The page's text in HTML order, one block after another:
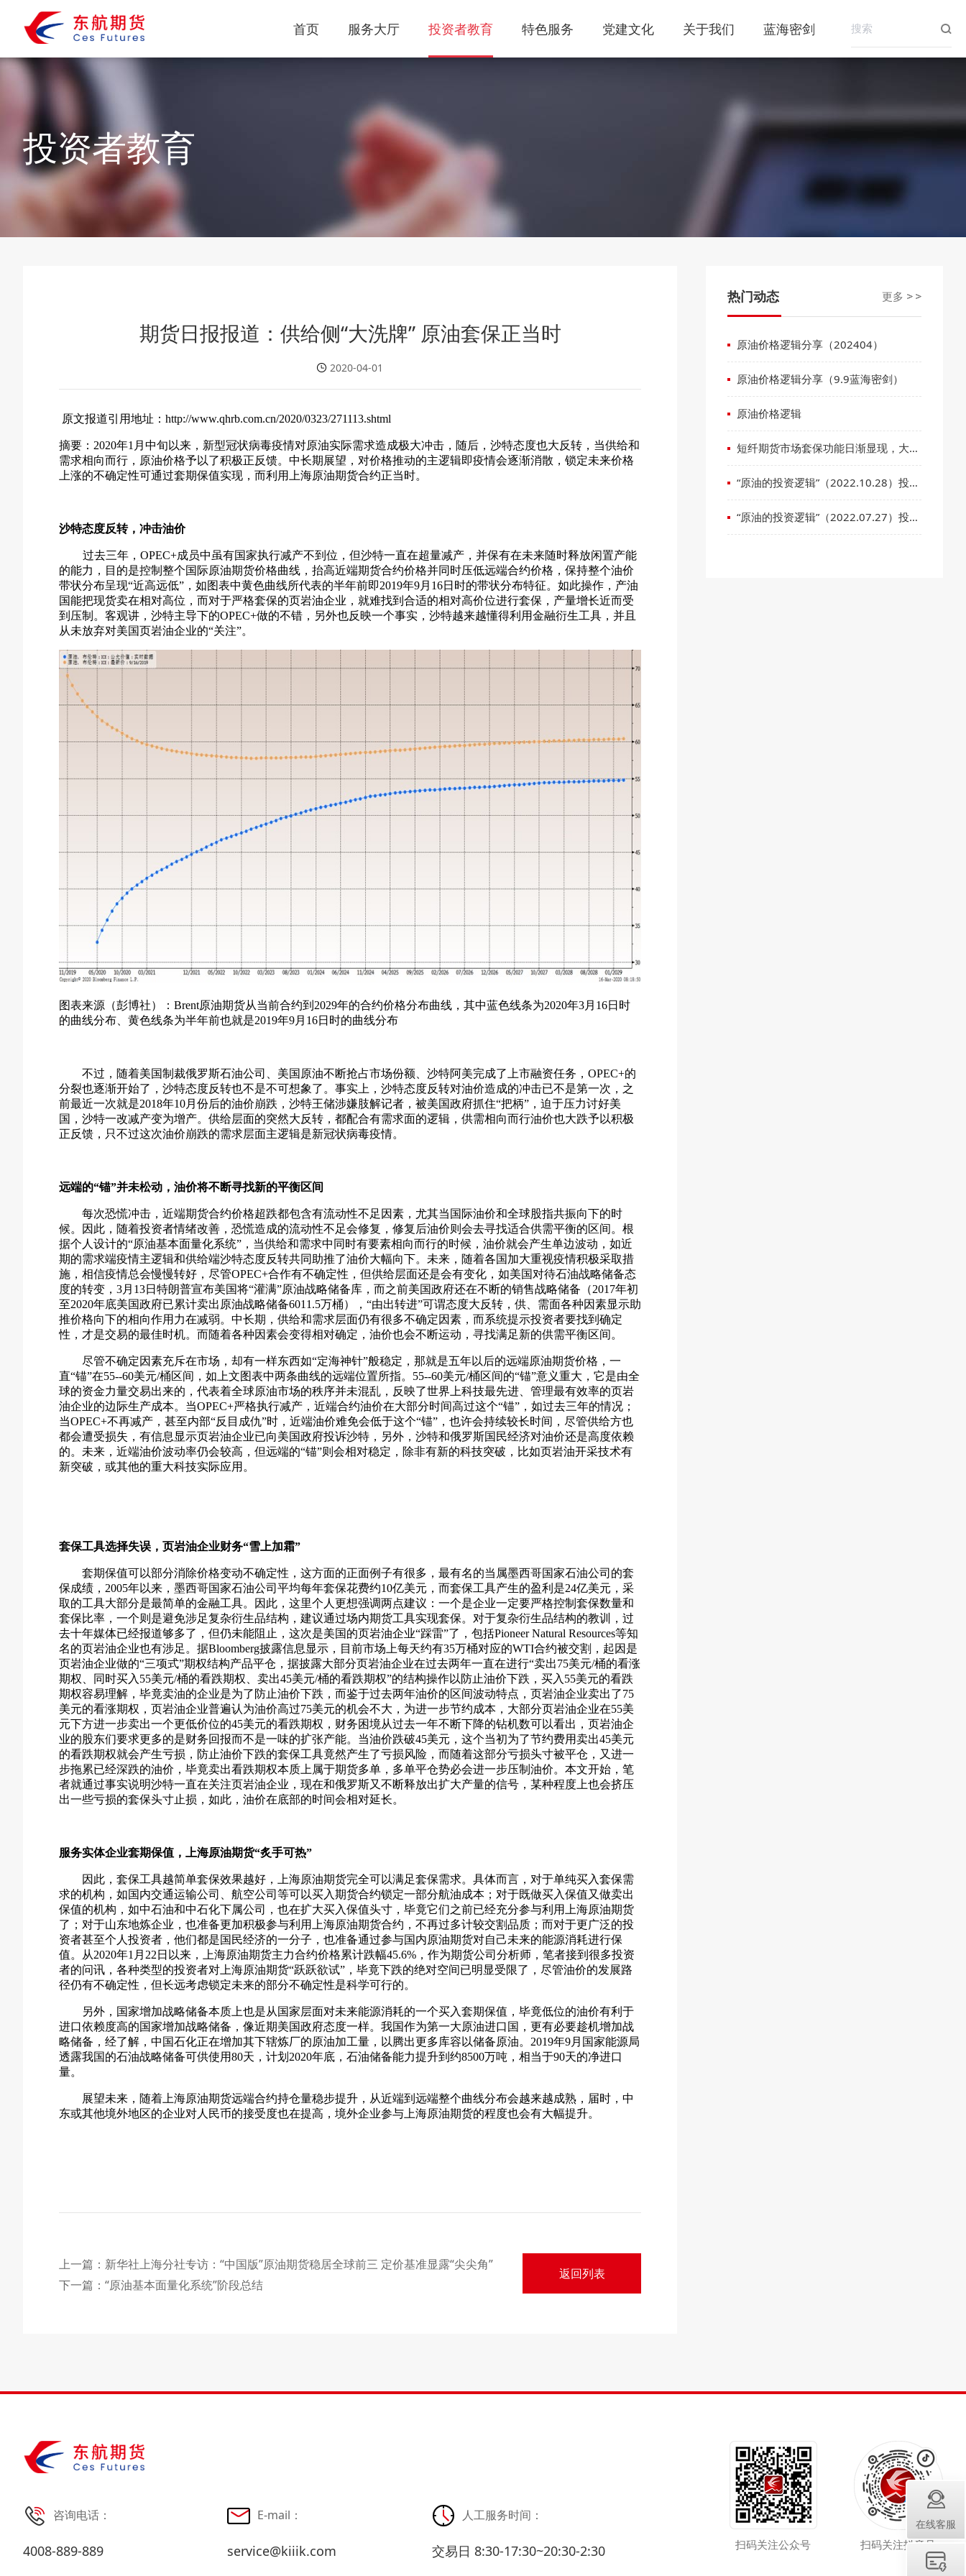
首页 服务大厅
个人业务
极速开户
仿真开户
账户开立
资料变更
品种基础
投诉建议
投资者教育 特色服务 党建文化 关于我们 蓝海密剑
投资者教育
期货日报报道：供给侧“大洗牌” 原油套保正当时
2020-04-01
原文报道引用地址：http://www.qhrb.com.cn/2020/0323/271113.shtml
摘要：2020年1月中旬以来，新型冠状病毒疫情对原油实际需求造成极大冲击，随后，沙特态度也大反转，当供给和
需求相向而行，原油价格予以了积极正反馈。中长期展望，对价格推动的主逻辑即疫情会逐渐消散，锁定未来价格
上涨的不确定性可通过套期保值实现，而利用上海原油期货合约正当时。
沙特态度反转，冲击油价
过去三年，OPEC+成员中虽有国家执行减产不到位，但沙特一直在超量减产，并保有在未来随时释放闲置产能
的能力，目的是控制整个国际原油期货价格曲线，抬高近端期货合约价格并同时压低远端合约价格，保持整个油价
带状分布呈现“近高远低”，如图表中黄色曲线所代表的半年前即2019年9月16日时的带状分布特征。如此操作，产油
国能把现货卖在相对高位，而对于严格套保的页岩油企业，就难找到合适的相对高价位进行套保，产量增长近而受
到压制。客观讲，沙特主导下的OPEC+做的不错，另外也反映一个事实，沙特越来越懂得利用金融衍生工具，并且
从未放弃对美国页岩油企业的“关注”。
图表来源（彭博社）：Brent原油期货从当前合约到2029年的合约价格分布曲线，其中蓝色线条为2020年3月16日时
的曲线分布、黄色线条为半年前也就是2019年9月16日时的曲线分布
不过，随着美国制裁俄罗斯石油公司、美国原油不断抢占市场份额、沙特阿美完成了上市融资任务，OPEC+的
分裂也逐渐开始了，沙特态度反转也不是不可想象了。事实上，沙特态度反转对油价造成的冲击已不是第一次，之
前最近一次就是2018年10月份后的油价崩跌，沙特王储涉嫌肢解记者，被美国政府抓住“把柄”，迫于压力讨好美
国，沙特一改减产变为增产。供给层面的突然大反转，都配合有需求面的逻辑，供需相向而行油价也大跌予以积极
正反馈，只不过这次油价崩跌的需求层面主逻辑是新冠状病毒疫情。
远端的“锚”并未松动，油价将不断寻找新的平衡区间
每次恐慌冲击，近端期货合约价格超跌都包含有流动性不足因素，尤其当国际油价和全球股指共振向下的时
候。因此，随着投资者情绪改善，恐慌造成的流动性不足会修复，修复后油价则会去寻找适合供需平衡的区间。根
据个人设计的“原油基本面量化系统”，当供给和需求中同时有要素相向而行的时候，油价就会产生单边波动，如近
期的需求端疫情主逻辑和供给端沙特态度反转共同助推了油价大幅向下。未来，随着各国加大重视疫情积极采取措
施，相信疫情总会慢慢转好，尽管OPEC+合作有不确定性，但供给层面还是会有变化，如美国对待石油战略储备态
度的转变，3月13日特朗普宣布美国将“灌满”原油战略储备库，而之前美国政府还在不断的销售战略储备（2017年初
至2020年底美国政府已累计卖出原油战略储备6011.5万桶），“由出转进”可谓态度大反转，供、需面各种因素显示助
推价格向下的相向作用力在减弱。中长期，供给和需求层面仍有很多不确定因素，而系统提示投资者要找到确定
性，才是交易的最佳时机。而随着各种因素会变得相对确定，油价也会不断运动，寻找满足新的供需平衡区间。
尽管不确定因素充斥在市场，却有一样东西如“定海神针”般稳定，那就是五年以后的远端原油期货价格，一
直“锚”在55--60美元/桶区间，如上文图表中两条曲线的远端位置所指。55--60美元/桶区间的“锚”意义重大，它是由全
球的资金力量交易出来的，代表着全球原油市场的秩序并未混乱，反映了世界上科技最先进、管理最有效率的页岩
油企业的边际生产成本。当OPEC+严格执行减产，近端合约油价在大部分时间高过这个“锚”，如过去三年的情况；
当OPEC+不再减产，甚至内部“反目成仇”时，近端油价难免会低于这个“锚”，也许会持续较长时间，尽管供给方也
都会遭受损失，有信息显示页岩油企业已向美国政府投诉沙特，另外，沙特和俄罗斯国民经济对油价还是高度依赖
的。未来，近端油价波动率仍会较高，但远端的“锚”则会相对稳定，除非有新的科技突破，比如页岩油开采技术有
新突破，或其他的重大科技实际应用。
套保工具选择失误，页岩油企业财务“雪上加霜”
套期保值可以部分消除价格变动不确定性，这方面的正面例子有很多，最有名的当属墨西哥国家石油公司的套
保成绩，2005年以来，墨西哥国家石油公司平均每年套保花费约10亿美元，而套保工具产生的盈利是24亿美元，采
取的工具大部分是最简单的金融工具。因此，这里个人更想强调两点建议：一个是企业一定要严格控制套保数量和
套保比率，一个则是避免涉足复杂衍生品结构，建议通过场内期货工具实现套保。对于复杂衍生品结构的教训，过
去十年媒体已经报道够多了，但仍未能阻止，这次是美国的页岩油企业“踩雷”了，包括Pioneer Natural Resources等知
名的页岩油企业也有涉足。据Bloomberg披露信息显示，目前市场上每天约有35万桶对应的WTI合约被交割，起因是
页岩油企业做的“三项式”期权结构产品平仓，据披露大部分页岩油企业在过去两年一直在进行“卖出75美元/桶的看涨
期权、同时买入55美元/桶的看跌期权、卖出45美元/桶的看跌期权”的结构操作以防止油价下跌，买入55美元的看跌
期权容易理解，毕竟卖油的企业是为了防止油价下跌，而鉴于过去两年油价的区间波动特点，页岩油企业卖出了75
美元的看涨期权，页岩油企业普遍认为油价高过75美元的机会不大，为进一步节约成本，大部分页岩油企业在55美
元下方进一步卖出一个更低价位的45美元的看跌期权，财务困境从过去一年不断下降的钻机数可以看出，页岩油企
业的股东们要求更多的是财务回报而不是一味的扩张产能。当油价跌破45美元，这个当初为了节约费用卖出45美元
的看跌期权就会产生亏损，防止油价下跌的套保工具竟然产生了亏损风险，而随着这部分亏损头寸被平仓，又进一
步拖累已经深跌的油价，毕竟卖出看跌期权本质上属于期货多单，多单平仓势必会进一步压制油价。本文开始，笔
者就通过事实说明沙特一直在关注页岩油企业，现在和俄罗斯又不断释放出扩大产量的信号，某种程度上也会挤压
出一些亏损的套保头寸止损，如此，油价在底部的时间会相对延长。
服务实体企业套期保值，上海原油期货“炙手可热”
因此，套保工具越简单套保效果越好，上海原油期货完全可以满足套保需求。具体而言，对于单纯买入套保需
求的机构，如国内交通运输公司、航空公司等可以买入期货合约锁定一部分航油成本；对于既做买入保值又做卖出
保值的机构，如中石油和中石化下属公司，也在扩大买入保值头寸，毕竟它们之前已经充分参与利用上海原油期货
了；对于山东地炼企业，也准备更加积极参与利用上海原油期货合约，不再过多计较交割品质；而对于更广泛的投
资者甚至个人投资者，他们都是国民经济的一分子，也准备通过参与国内原油期货对自己未来的能源消耗进行保
值。从2020年1月22日以来，上海原油期货主力合约价格累计跌幅45.6%，作为期货公司分析师，笔者接到很多投资
者的问讯，各种类型的投资者对上海原油期货“跃跃欲试”，毕竟下跌的绝对空间已明显受限了，尽管油价的发展路
径仍有不确定性，但长远考虑锁定未来的部分不确定性是科学可行的。
另外，国家增加战略储备本质上也是从国家层面对未来能源消耗的一个买入套期保值，毕竟低位的油价有利于
进口依赖度高的国家增加战略储备，像近期美国政府态度一样。我国作为第一大原油进口国，更有必要趁机增加战
略储备，经了解，中国石化正在增加其下辖炼厂的原油加工量，以腾出更多库容以储备原油。2019年9月国家能源局
透露我国的石油战略储备可供使用80天，计划2020年底，石油储备能力提升到约8500万吨，相当于90天的净进口
量。
展望未来，随着上海原油期货远端合约持仓量稳步提升，从近端到远端整个曲线分布会越来越成熟，届时，中
东或其他境外地区的企业对人民币的接受度也在提高，境外企业参与上海原油期货的程度也会有大幅提升。
上一篇：新华社上海分社专访：“中国版”原油期货稳居全球前三 定价基准显露“尖尖角”
下一篇：“原油基本面量化系统”阶段总结
返回列表
热门动态 更多
原油价格逻辑分享（202404）
原油价格逻辑分享（9.9蓝海密剑）
原油价格逻辑
短纤期货市场套保功能日渐显现，大类
资产配置机会分享
“原油的投资逻辑”（2022.10.28）投资
者交流全程记录
“原油的投资逻辑”（2022.07.27）投资
咨询电话：
4008-889-889
E-mail：
service@kiiik.com
人工服务时间：
交易日 8:30-17:30~20:30-2:30 扫码关注公众号 扫码关注抖音号
在线客服